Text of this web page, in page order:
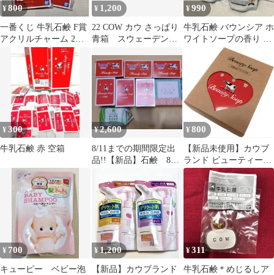
¥800
一番くじ 牛乳石鹸 F賞
アクリルチャーム 2種
セット
¥ 1,200
22 COW カウ さっぱり
青箱 スウェーデンハ
ト
¥990
牛乳石鹸 バウンシア ホ
ワイトソープの香り 2
個 ボディソープ
¥300
牛乳石鹸 赤 空箱
¥2,600
8/11までの期間限定出
品!!【新品】石鹸 8個
¥ 800
【新品未使用】カウブ
ランド ビューティーソ
ープ ハート型 40g ネッ
ト付き
¥ 700
キューピー ベビー泡
¥1,200
【新品】カウブランド
¥311
牛乳石鹸＊めじるしア